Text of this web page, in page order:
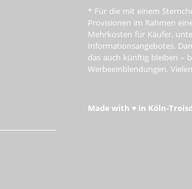
* Für die mit einem
Provisionen im Rahmen
Mehrkosten für Käufer,
Informationsangebotes.
das auch künftig bleiben –
Werbeeinblendungen.
Made with ♥ in Köln-